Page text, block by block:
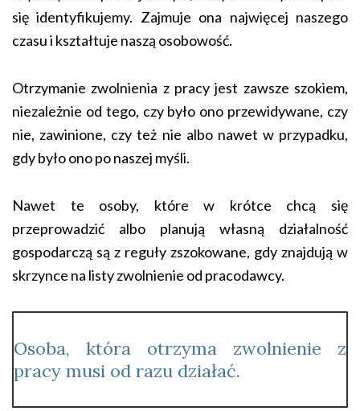
się identyfikujemy. Zajmuje ona najwięcej naszego
czasu i kształtuje naszą osobowość.
Otrzymanie zwolnienia z pracy jest zawsze szokiem,
niezależnie od tego, czy było ono przewidywane, czy
nie, zawinione, czy też nie albo nawet w przypadku,
gdy było ono po naszej myśli.
Nawet te osoby, które w krótce chcą się
przeprowadzić albo planują własną działalność
gospodarczą są z reguły zszokowane, gdy znajdują w
skrzynce na listy zwolnienie od pracodawcy.
Osoba, która otrzyma zwolnienie z
pracy musi od razu działać.